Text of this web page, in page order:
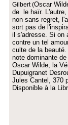
Gilbert (Oscar
de le haïr. L'autre,
non sans regret,
sort pas de
il s'adresse. Si on
contre un tel
culte de la
note dominante
Oscar Wilde, la
Dupuigranet
Jules Cantel, 370
Disponible à la